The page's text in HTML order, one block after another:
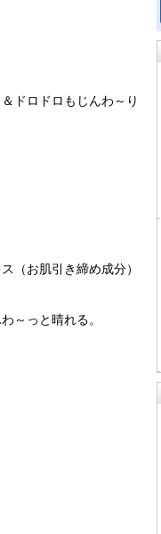
ドロドロもじんわ～り
（お肌引き締め成分）
～っと晴れる。